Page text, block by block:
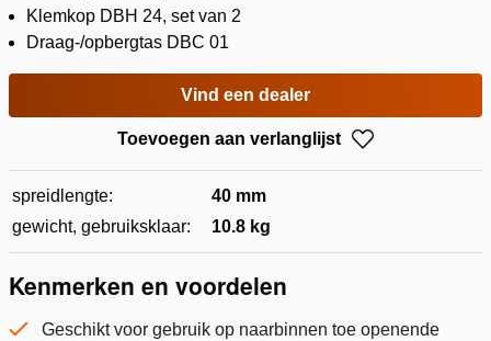
Klemkop DBH 24, set van 2
Draag-/opbergtas DBC 01
Vind een dealer
Toevoegen aan verlanglijst
spreidlengte:
40 mm
gewicht, gebruiksklaar:
10.8 kg
Kenmerken en voordelen
Geschikt voor gebruik op naarbinnen toe openende